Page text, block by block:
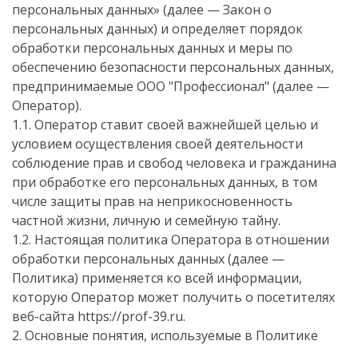
персональных данных» (далее — Закон о
персональных данных) и определяет порядок
обработки персональных данных и меры по
обеспечению безопасности персональных данных,
предпринимаемые ООО "Профессионал" (далее —
Оператор).
1.1. Оператор ставит своей важнейшей целью и
условием осуществления своей деятельности
соблюдение прав и свобод человека и гражданина
при обработке его персональных данных, в том
числе защиты прав на неприкосновенность
частной жизни, личную и семейную тайну.
1.2. Настоящая политика Оператора в отношении
обработки персональных данных (далее —
Политика) применяется ко всей информации,
которую Оператор может получить о посетителях
веб-сайта https://prof-39.ru.
2. Основные понятия, используемые в Политике